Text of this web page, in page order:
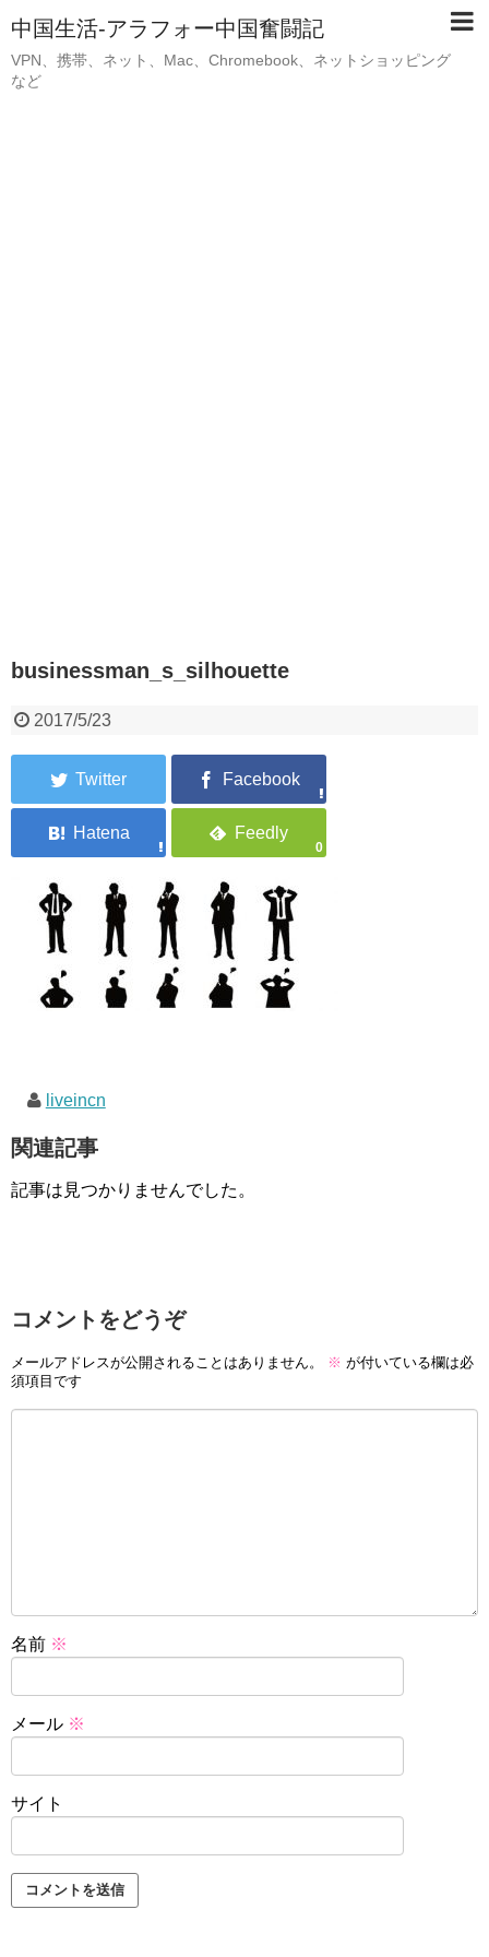
中国生活-アラフォー中国奮闘記
VPN、携帯、ネット、Mac、Chromebook、ネットショッピング
など
businessman_s_silhouette
2017/5/23
0
liveincn
関連記事
記事は見つかりませんでした。
コメントをどうぞ
メールアドレスが公開されることはありません。 ※ が付いている欄は必
須項目です
名前 ※
メール ※
サイト